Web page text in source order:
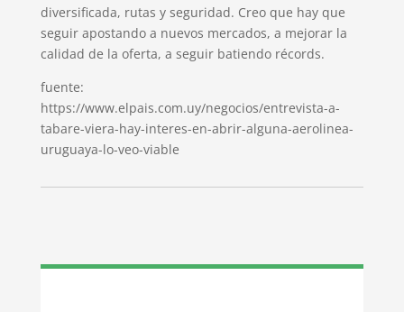
diversificada, rutas y seguridad. Creo que hay que
seguir apostando a nuevos mercados, a mejorar la
calidad de la oferta, a seguir batiendo récords.
fuente:
https://www.elpais.com.uy/negocios/entrevista-a-
tabare-viera-hay-interes-en-abrir-alguna-aerolinea-
uruguaya-lo-veo-viable